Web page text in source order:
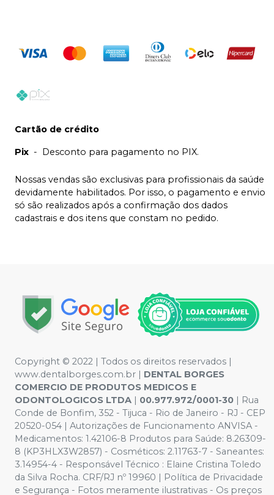
Cartão de crédito
Pix - Desconto para pagamento no PIX.
Nossas vendas são exclusivas para profissionais da saúde
devidamente habilitados. Por isso, o pagamento e envio
só são realizados após a confirmação dos dados
cadastrais e dos itens que constam no pedido.
Copyright © 2022 | Todos os direitos reservados |
www.dentalborges.com.br | DENTAL BORGES
COMERCIO DE PRODUTOS MEDICOS E
ODONTOLOGICOS LTDA | 00.977.972/0001-30 | Rua
Conde de Bonfim, 352 - Tijuca - Rio de Janeiro - RJ - CEP
20520-054 | Autorizações de Funcionamento ANVISA -
Medicamentos: 1.42106-8 Produtos para Saúde: 8.26309-
8 (KP3HLX3W2857) - Cosméticos: 2.11763-7 - Saneantes:
3.14954-4 - Responsável Técnico : Elaine Cristina Toledo
da Silva Rocha. CRF/RJ nº 19960 | Política de Privacidade
e Segurança - Fotos meramente ilustrativas - Os preços